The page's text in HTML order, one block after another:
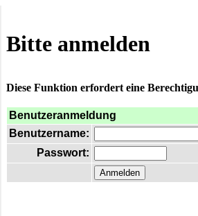
Bitte anmelden
Diese Funktion erfordert eine
Benutzeranmeldung
Benutzername:
Passwort: